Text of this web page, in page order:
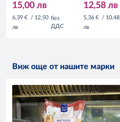
15,00 лв
6,39 €
/ 12,50
лв
без
ДДС
12,58 лв
5,36 €
/ 10,48
лв
Виж още от нашите марки